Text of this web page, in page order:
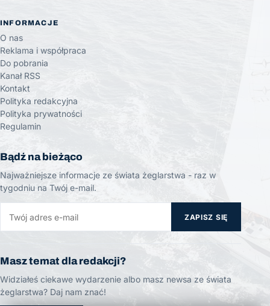
INFORMACJE
O nas
Reklama i współpraca
Do pobrania
Kanał RSS
Kontakt
Polityka redakcyjna
Polityka prywatności
Regulamin
Bądź na bieżąco
Najważniejsze informacje ze świata żeglarstwa - raz w
tygodniu na Twój e-mail.
ZAPISZ SIĘ
Masz temat dla redakcji?
Widziałeś ciekawe wydarzenie albo masz newsa ze świata
żeglarstwa? Daj nam znać!